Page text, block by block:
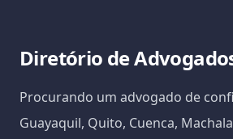
Diretório de
Procurando um advogado de
Guayaquil, Quito, Cuenca,